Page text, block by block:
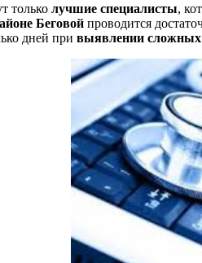
только лучшие специалисты,
Беговой проводится
дней при выявлении